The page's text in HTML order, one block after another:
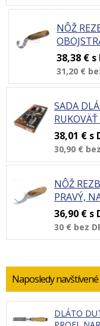
NÔŽ
38,38 € s
31,20 €
SADA
38,01 € s
30,90 €
NÔŽ
PRAVÝ,
36,90 € s
30 € bez
Naposledy navštívené
DLÁTO